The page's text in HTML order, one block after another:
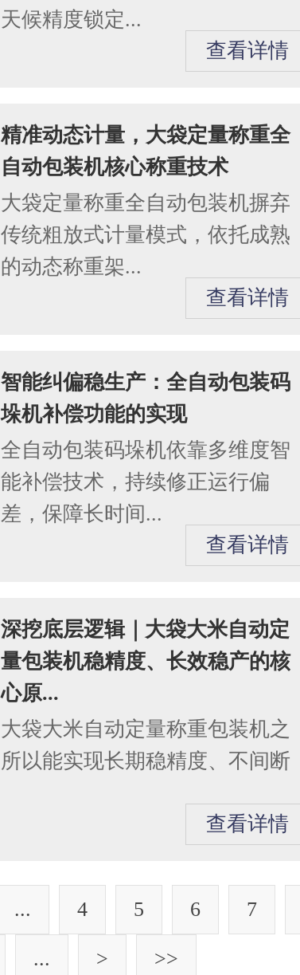
天候精度锁定...
查看详情
精准动态计量，大袋定量称重全
自动包装机核心称重技术
大袋定量称重全自动包装机摒弃
传统粗放式计量模式，依托成熟
的动态称重架...
查看详情
智能纠偏稳生产：全自动包装码
垛机补偿功能的实现
全自动包装码垛机依靠多维度智
能补偿技术，持续修正运行偏
差，保障长时间...
查看详情
深挖底层逻辑｜大袋大米自动定
量包装机稳精度、长效稳产的核
心原...
大袋大米自动定量称重包装机之
所以能实现长期稳精度、不间断
查看详情
... 4 5 6 7
... > >>